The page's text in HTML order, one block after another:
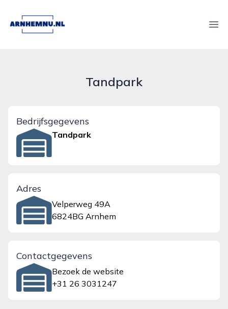
arnhemnu.nl
Tandpark
Bedrijfsgegevens
Tandpark
Adres
Velperweg 49A
6824BG Arnhem
Contactgegevens
Bezoek de website
+31 26 3031247